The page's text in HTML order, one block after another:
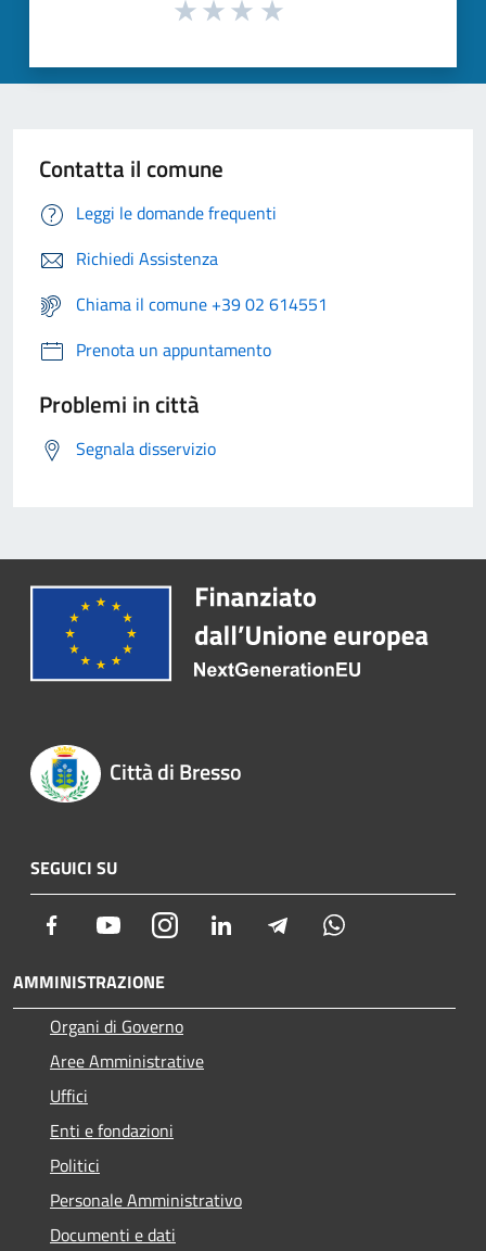
Contatta il comune
Leggi le domande frequenti
Richiedi Assistenza
Chiama il comune +39 02 614551
Prenota un appuntamento
Problemi in città
Segnala disservizio
Città di Bresso
SEGUICI SU
Facebook YoutubeInstagram LinkedIn Telegram
AMMINISTRAZIONE
Organi di Governo
Aree Amministrative
Uffici
Enti e fondazioni
Politici
Personale Amministrativo
Documenti e dati